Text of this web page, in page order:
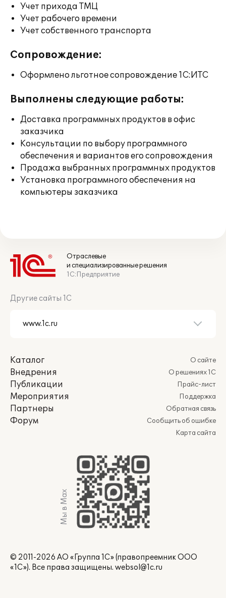
Учет прихода ТМЦ
Учет рабочего времени
Учет собственного транспорта
Сопровождение:
Оформлено льготное сопровождение 1С:ИТС
Выполнены следующие работы:
Доставка программных продуктов в офис
заказчика
Консультации по выбору программного
обеспечения и вариантов его сопровождения
Продажа выбранных программных продуктов
Установка программного обеспечения на
компьютеры заказчика
Отраслевые
и специализированные решения
1С:Предприятие
Другие сайты 1С
Каталог
Внедрения
Публикации
Мероприятия
Партнеры
Форум
О сайте
О решениях 1С
Прайс-лист
Поддержка
Обратная связь
Сообщить об ошибке
Карта сайта
Мы в Max
© 2011-2026 АО «Группа 1С» (правопреемник ООО
«1С»). Все права защищены. websol@1c.ru